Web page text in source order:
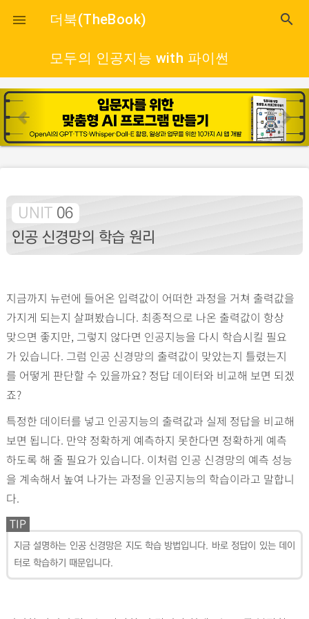
close
 더북(TheBook) search
모두의 인공지능 with 파이썬
p
r
e
o
u
s
n
e
x
UNIT 06
인공 신경망의 학습 원리
지금까지 뉴런에 들어온 입력값이 어떠한 과정을 거쳐 출력값을
가지게 되는지 살펴봤습니다. 최종적으로 나온 출력값이 항상
맞으면 좋지만, 그렇지 않다면 인공지능을 다시 학습시킬 필요
가 있습니다. 그럼 인공 신경망의 출력값이 맞았는지 틀렸는지
를 어떻게 판단할 수 있을까요? 정답 데이터와 비교해 보면 되겠
죠?
특정한 데이터를 넣고 인공지능의 출력값과 실제 정답을 비교해
보면 됩니다. 만약 정확하게 예측하지 못한다면 정확하게 예측
하도록 해 줄 필요가 있습니다. 이처럼 인공 신경망의 예측 성능
을 계속해서 높여 나가는 과정을 인공지능의 학습이라고 말합니
다.
TIP
지금 설명하는 인공 신경망은 지도 학습 방법입니다. 바로 정답이 있는 데이
터로 학습하기 때문입니다.